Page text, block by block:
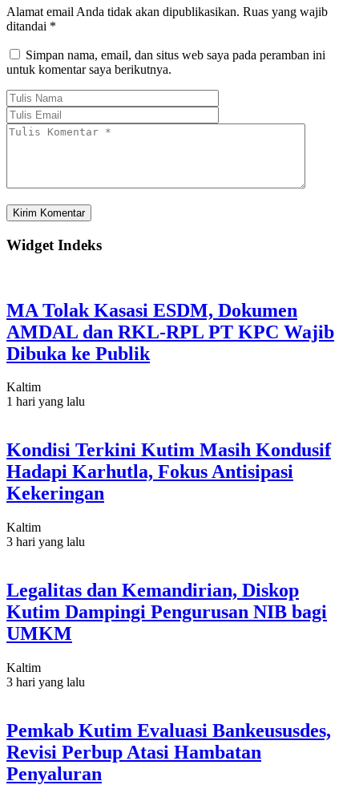
Alamat email Anda tidak akan dipublikasikan. Ruas yang wajib
ditandai *
Simpan nama, email, dan situs web saya pada peramban ini
untuk komentar saya berikutnya.
Widget Indeks
MA Tolak Kasasi ESDM, Dokumen
AMDAL dan RKL-RPL PT KPC Wajib
Dibuka ke Publik
Kaltim
1 hari yang lalu
Kondisi Terkini Kutim Masih Kondusif
Hadapi Karhutla, Fokus Antisipasi
Kekeringan
Kaltim
3 hari yang lalu
Legalitas dan Kemandirian, Diskop
Kutim Dampingi Pengurusan NIB bagi
UMKM
Kaltim
3 hari yang lalu
Pemkab Kutim Evaluasi Bankeususdes,
Revisi Perbup Atasi Hambatan
Penyaluran